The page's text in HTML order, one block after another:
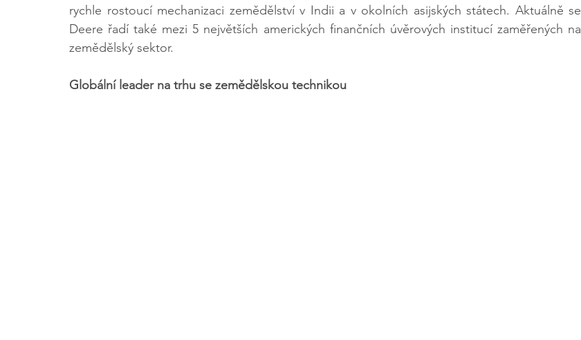
rychle rostoucí mechanizaci zemědělství v Indii a v okolních asijských státech. Aktuálně se
Deere řadí také mezi 5 největších amerických finančních úvěrových institucí zaměřených na
zemědělský sektor.
Globální leader na trhu se zemědělskou technikou